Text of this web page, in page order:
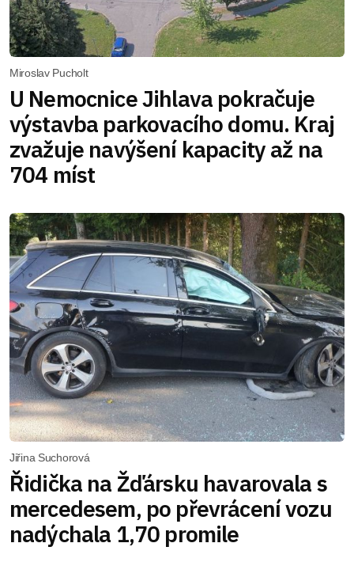
Miroslav Pucholt
U Nemocnice Jihlava pokračuje
výstavba parkovacího domu. Kraj
zvažuje navýšení kapacity až na
704 míst
Jiřina Suchorová
Řidička na Žďársku havarovala s
mercedesem, po převrácení vozu
nadýchala 1,70 promile